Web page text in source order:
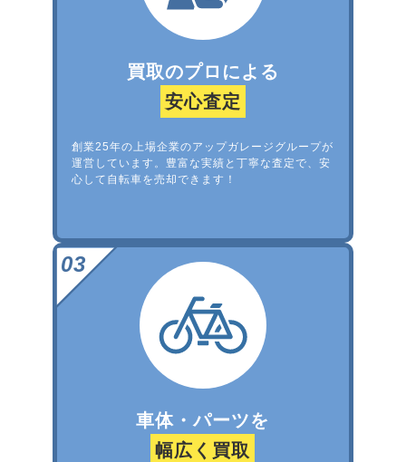
買取のプロによる
安心査定
創業25年の上場企業のアップガレージグループが
運営しています。豊富な実績と丁寧な査定で、安
心して自転車を売却できます！
車体・パーツを
幅広く買取